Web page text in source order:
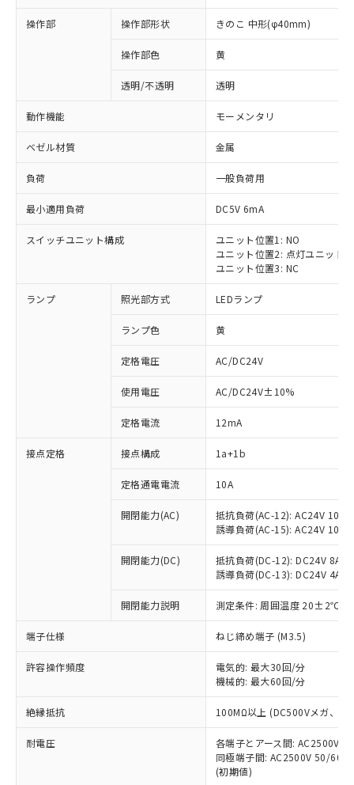
操作部 操作部形状 きのこ 中形(φ40mm)
操作部色 黄
透明/不透明 透明
動作機能 モーメンタリ
ベゼル材質 金属
負荷 一般負荷用
最小適用負荷 DC5V 6mA
スイッチユニット構成
ユニット位置1: NO
ユニット位置2: 点灯ユニット
ユニット位置3: NC
ランプ 照光部方式 LEDランプ
ランプ色 黄
定格電圧 AC/DC24V
使用電圧 AC/DC24V±10%
定格電流 12mA
接点定格 接点構成 1a+1b
定格通電電流 10A
開閉能力(AC)
抵抗負荷(AC-12): AC24V 10A/
誘導負荷(AC-15): AC24V
開閉能力(DC)
抵抗負荷(DC-12): DC24V 8A/
誘導負荷(DC-13): DC24V 4A/
開閉能力説明 測定条件: 周囲温度 20±2℃、
端子仕様 ねじ締め端子 (M3.5)
許容操作頻度
電気的: 最大30回/分
機械的: 最大60回/分
絶縁抵抗 100MΩ以上 (DC500Vメガ、点
耐電圧
各端子とアース間: AC2500V
同極端子間: AC2500V 50/
(初期値)
ご利用条件
ご利用ください。
本サービスは、当社制御機器事業取扱
商品の当社在庫状況および標準価格
(税抜)を提供させていただくもので
当社制御機器事業取扱商品の中には、
本サービスの対象外となる商品もある
ことをご了承ください。
在庫状況および標準価格照会結果は、
対応済み：EU RoHS指令（10物質）の
非含有に対応した製品が提供可能な商品で
対応予定：EU RoHS指令（10物質）の非含
有に対応した製品に切り替える予定のある
対応予定なし：EU RoHS指令（10物質）の
非含有に非対応の商品で、対応品を出す予
定はありません。
調査・確認中：EU RoHS指令（10物質）の
非含有の対応状況を調査中または確認中の
害物質有無と関係のない商品です。
仕入先様の事情により、非含有部品として
いたものが、含有品と判明した場合などや
むを得ず変更することがあります。
※1 中国RoHS○×表
「○」：最大均質材料含有率が中国RoHSの
基準値以下であることを示します。
「×」：最大均質材料含有率が中国RoHSの
基準値を超えていることを示します。
「－」：未確認です。当社販売部門へお問
当社は、これら貴社製品のうち、外国
為替および外国貿易法に定める商品